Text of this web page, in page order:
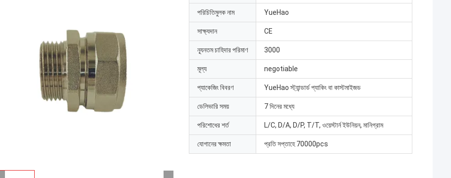
পরিচিতিমুলক নাম YueHao
সাক্ষ্যদান CE
ন্যূনতম চাহিদার পরিমাণ 3000
মূল্য negotiable
প্যাকেজিং বিবরণ YueHao স্ট্যান্ডার্ড প্যাকিং বা কাস্টমাইজড
ডেলিভারি সময় 7 দিনের মধ্যে
পরিশোধের শর্ত L/C, D/A, D/P, T/T, ওয়েস্টার্ন ইউনিয়ন, মানিগ্রাম
যোগানের ক্ষমতা প্রতি সপ্তাহে 70000pcs